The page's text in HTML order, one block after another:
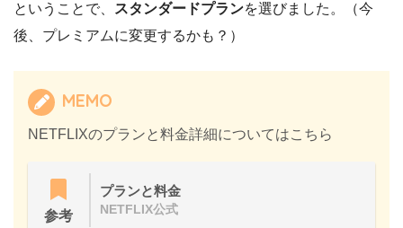
ということで、 スタンダードプランを選びました。（今
後、プレミアムに変更するかも？）
MEMO
NETFLIXのプランと料金詳細についてはこちら
参考
プランと料金
NETFLIX公式